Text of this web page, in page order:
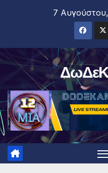
7